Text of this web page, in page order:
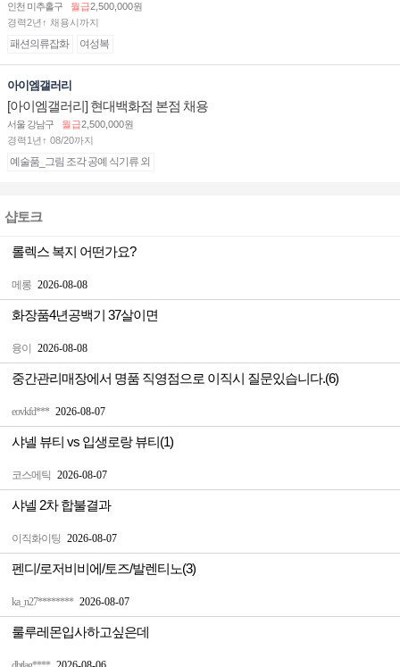
인천 미추홀구 월급2,500,000원
경력2년↑ 채용시까지
패션의류잡화 여성복
아이엠갤러리
[아이엠갤러리] 현대백화점 본점 채용
서울 강남구 월급2,500,000원
경력1년↑ 08/20까지
예술품_그림 조각 공예 식기류 외
샵토크
메롱 2026-08-08
롤렉스 복지 어떤가요?
융이 2026-08-08
화장품4년공백기 37살이면
eovkfd*** 2026-08-07
중간관리매장에서 명품 직영점으로 이직시 질문있습니다.(6)
코스메틱 2026-08-07
샤넬 뷰티 vs 입생로랑 뷰티(1)
이직화이팅 2026-08-07
샤넬 2차 합불결과
ka_n27******** 2026-08-07
펜디/로저비비에/토즈/발렌티노(3)
룰루레몬입사하고싶은데